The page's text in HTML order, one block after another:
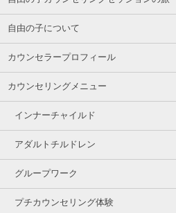
自由の子について
カウンセラープロフィール
カウンセリングメニュー
インナーチャイルド
アダルトチルドレン
グループワーク
プチカウンセリング体験